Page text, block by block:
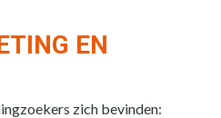
EN
zich bevinden: